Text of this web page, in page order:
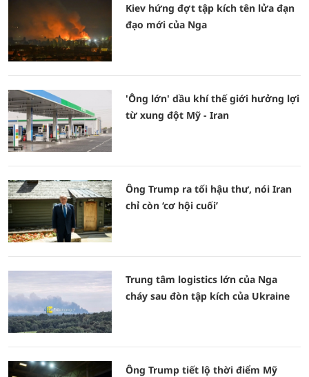
Kiev hứng đợt tập kích tên lửa đạn
đạo mới của Nga
'Ông lớn' dầu khí thế giới hưởng lợi
từ xung đột Mỹ - Iran
Ông Trump ra tối hậu thư, nói Iran
chỉ còn ‘cơ hội cuối’
Trung tâm logistics lớn của Nga
cháy sau đòn tập kích của Ukraine
Ông Trump tiết lộ thời điểm Mỹ